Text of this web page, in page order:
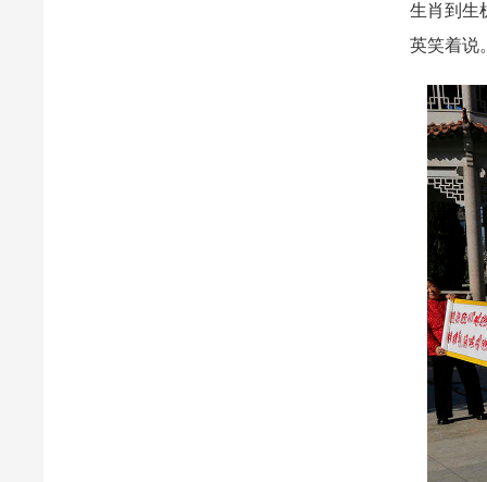
生肖到生
英笑着说